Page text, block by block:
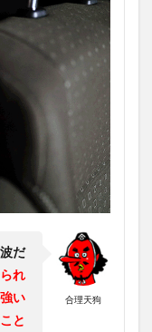
合理天狗
だ
れ
い
と